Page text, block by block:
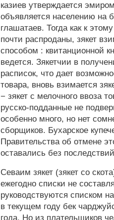
казиев утверждается
объявляется населению на
глашатаев. Тогда как к
почти распроданы, зякет
способом : квитанционной
ведется. Зякетчии в
расписок, что дает
товара, вновь взимается
− зякет с мелочного ввоза
русско-подданные не
особенно много, но нет
сборщиков. Бухарское
Правительства об отмене
оставались без
Севаим зякет (зякет со
ежегодно списки не
руководствуются списком
в текущем году бек
года. Но из плательщиков